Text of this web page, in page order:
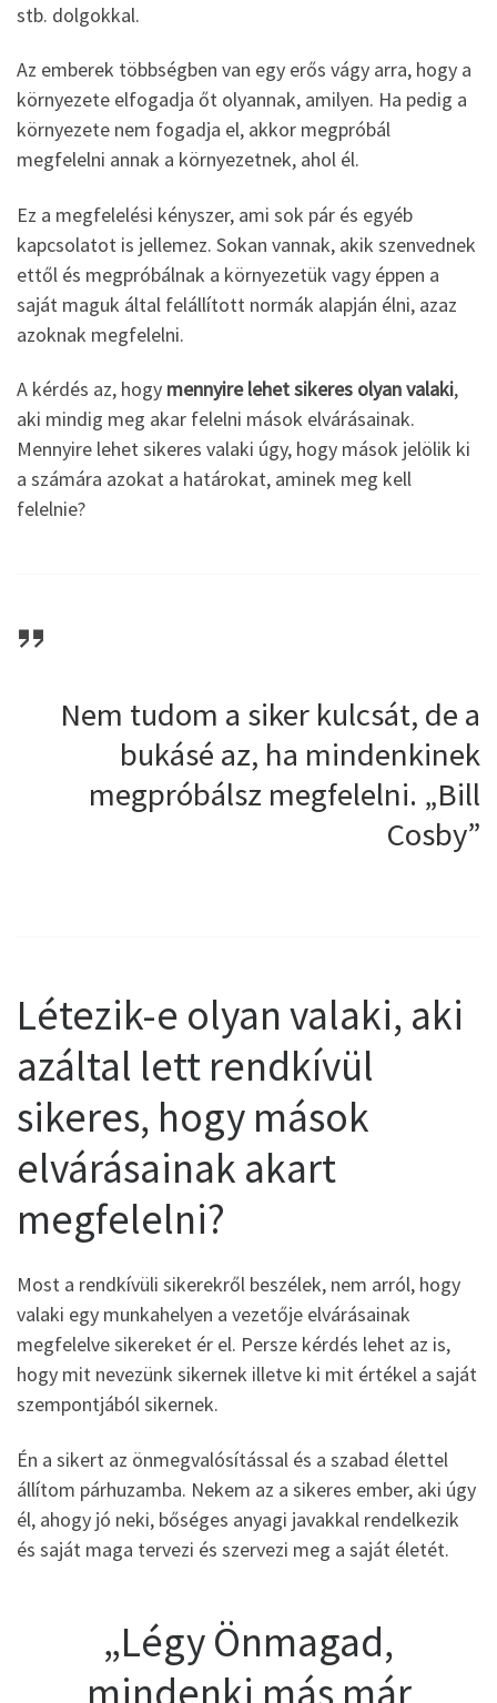
stb. dolgokkal.
Az emberek többségben van egy erős vágy arra, hogy a
környezete elfogadja őt olyannak, amilyen. Ha pedig a
környezete nem fogadja el, akkor megpróbál
megfelelni annak a környezetnek, ahol él.
Ez a megfelelési kényszer, ami sok pár és egyéb
kapcsolatot is jellemez. Sokan vannak, akik szenvednek
ettől és megpróbálnak a környezetük vagy éppen a
saját maguk által felállított normák alapján élni, azaz
azoknak megfelelni.
A kérdés az, hogy mennyire lehet sikeres olyan valaki,
aki mindig meg akar felelni mások elvárásainak.
Mennyire lehet sikeres valaki úgy, hogy mások jelölik ki
a számára azokat a határokat, aminek meg kell
felelnie?
Nem tudom a siker kulcsát, de a
bukásé az, ha mindenkinek
megpróbálsz megfelelni. „Bill
Cosby”
Létezik-e olyan valaki, aki
azáltal lett rendkívül
sikeres, hogy mások
elvárásainak akart
megfelelni?
Most a rendkívüli sikerekről beszélek, nem arról, hogy
valaki egy munkahelyen a vezetője elvárásainak
megfelelve sikereket ér el. Persze kérdés lehet az is,
hogy mit nevezünk sikernek illetve ki mit értékel a saját
szempontjából sikernek.
Én a sikert az önmegvalósítással és a szabad élettel
állítom párhuzamba. Nekem az a sikeres ember, aki úgy
él, ahogy jó neki, bőséges anyagi javakkal rendelkezik
és saját maga tervezi és szervezi meg a saját életét.
„Légy Önmagad,
mindenki más már